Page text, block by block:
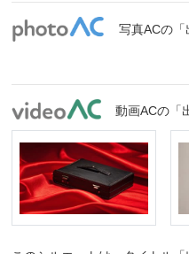
写真ACの
動画ACの「